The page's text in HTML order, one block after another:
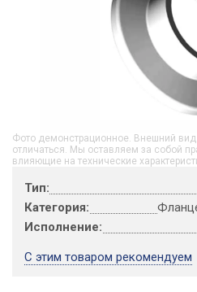
Фото демонстрационное. Внешний
отличаться. Мы оставляем за собой
влияющие на технические
Тип:
Категория:
Исполнение:
С этим товаром рекомендуем